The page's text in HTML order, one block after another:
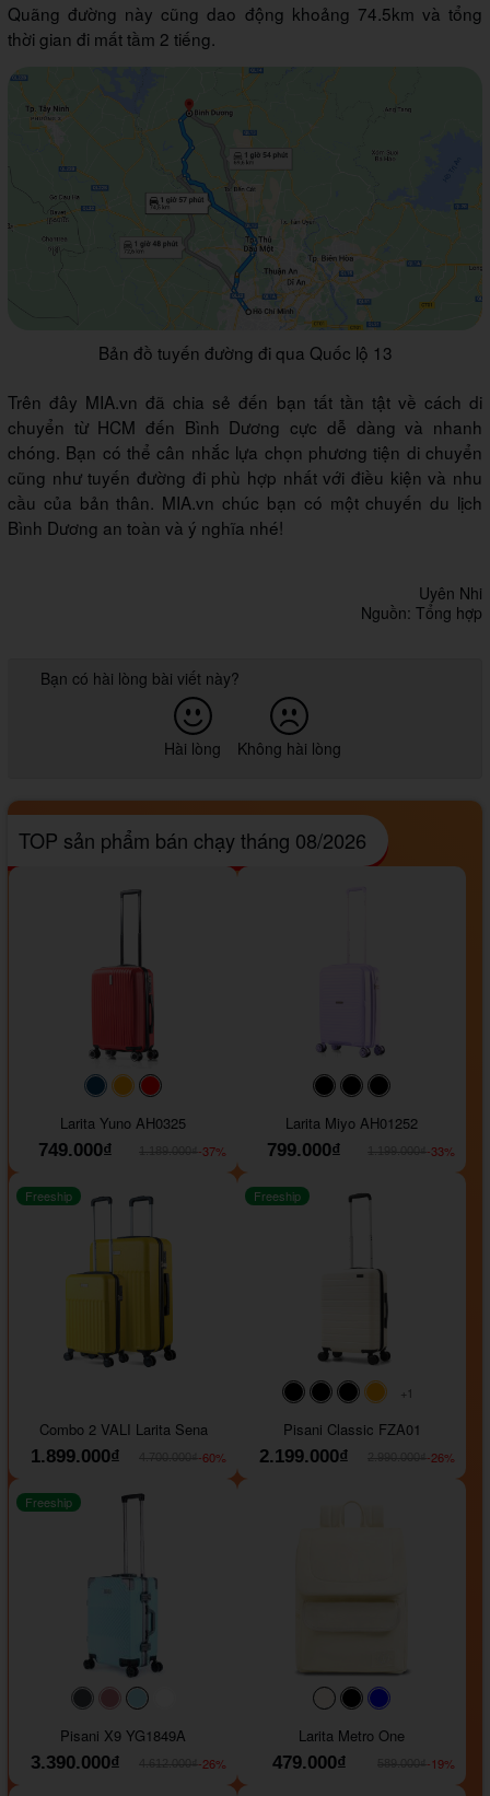
Quãng đường này cũng dao động khoảng 74.5km và tổng
thời gian đi mất tầm 2 tiếng.
Bản đồ tuyến đường đi qua Quốc lộ 13
Trên đây MIA.vn đã chia sẻ đến bạn tất tần tật về cách di
chuyển từ HCM đến Bình Dương cực dễ dàng và nhanh
chóng. Bạn có thể cân nhắc lựa chọn phương tiện di chuyển
cũng như tuyến đường đi phù hợp nhất với điều kiện và nhu
cầu của bản thân. MIA.vn chúc bạn có một chuyến du lịch
Bình Dương an toàn và ý nghĩa nhé!
Uyên Nhi
Nguồn: Tổng hợp
Bạn có hài lòng bài viết này?
Hài lòng Không hài lòng
TOP sản phẩm bán chạy tháng 08/2026
#093f69#ffa500
Larita Yuno AH0325
749.000₫
-37%
#000000#000000
Larita Miyo AH01252
799.000₫
-33%
Freeship
Combo 2 VALI Larita Sena
1.899.000₫
-60%
#000000#000000#000000
+1
Freeship
Pisani Classic FZA01
2.199.000₫
-26%
#40454a#b76e79
Freeship
Pisani X9 YG1849A
3.390.000₫
-26%
#faf0e6#000000
Larita Metro One
479.000₫
-19%